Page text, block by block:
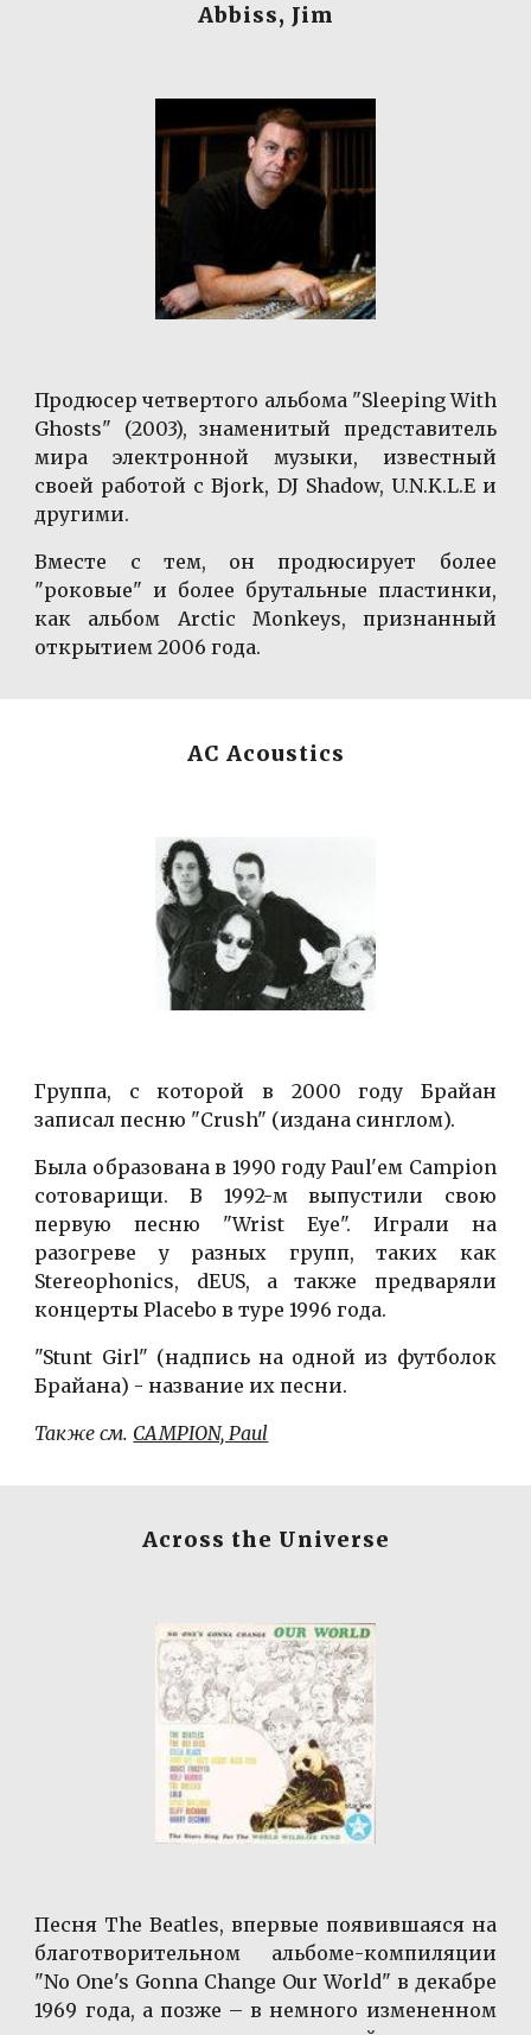
Abbiss, Jim
Продюсер четвертого альбома "Sleeping With
Ghosts" (2003), знаменитый представитель
мира электронной музыки, известный
своей работой с Bjork, DJ Shadow, U.N.K.L.E и
другими.
Вместе с тем, он продюсирует более
"роковые" и более брутальные пластинки,
как альбом Arctic Monkeys, признанный
открытием 2006 года.
AC Acoustics
Группа, с которой в 2000 году Брайан
записал песню "Crush" (издана синглом).
Была образована в 1990 году Paul'ем Campion
сотоварищи. В 1992-м выпустили свою
первую песню "Wrist Eye". Играли на
разогреве у разных групп, таких как
Stereophonics, dEUS, а также предваряли
концерты Placebo в туре 1996 года.
"Stunt Girl" (надпись на одной из футболок
Брайана) - название их песни.
Также см. CAMPION, Paul
Across the Universe
Песня The Beatles, впервые появившаяся на
благотворительном альбоме-компиляции
"No One's Gonna Change Our World" в декабре
1969 года, а позже – в немного измененном